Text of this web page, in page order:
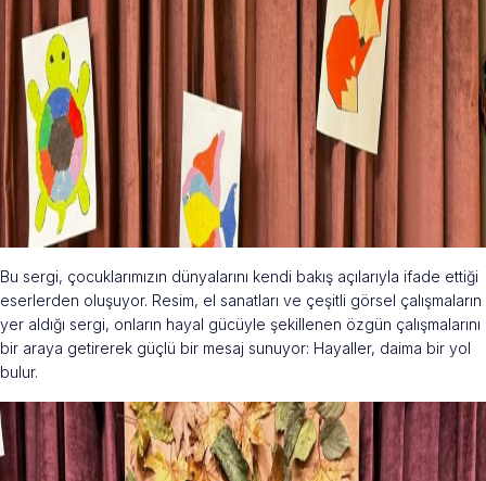
Bu sergi, çocuklarımızın dünyalarını kendi bakış açılarıyla ifade ettiği
eserlerden oluşuyor. Resim, el sanatları ve çeşitli görsel çalışmaların
yer aldığı sergi, onların hayal gücüyle şekillenen özgün çalışmalarını
bir araya getirerek güçlü bir mesaj sunuyor: Hayaller, daima bir yol
bulur.